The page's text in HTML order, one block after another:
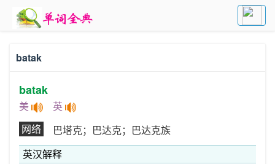
batak
batak
美 英
网络
巴塔克；巴达克；巴达克族
英汉解释